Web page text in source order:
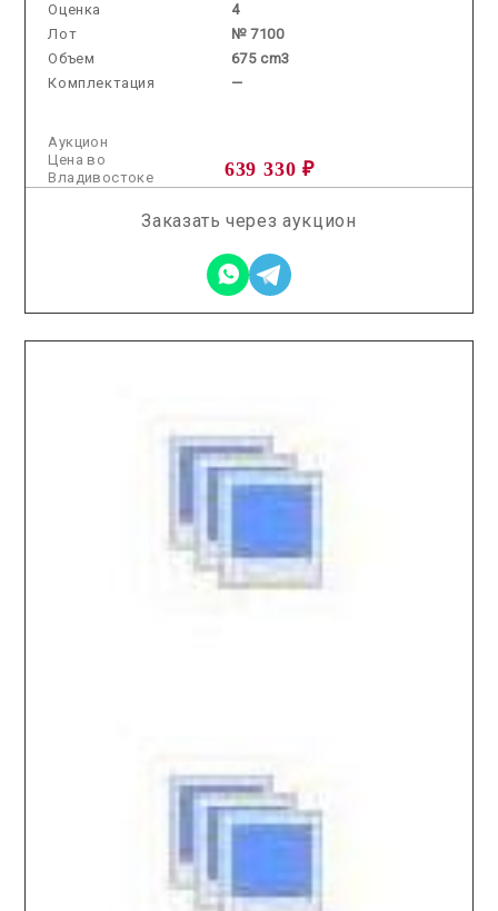
Оценка
4
Лот
№ 7100
Объем
675 cm3
Комплектация
—
Аукцион
639 330 ₽
Цена во
Владивостоке
Заказать через аукцион